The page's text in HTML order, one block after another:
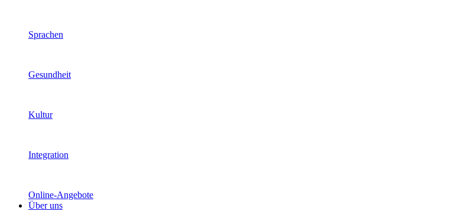
Sprachen
Gesundheit
Kultur
Integration
Online-Angebote
Über uns